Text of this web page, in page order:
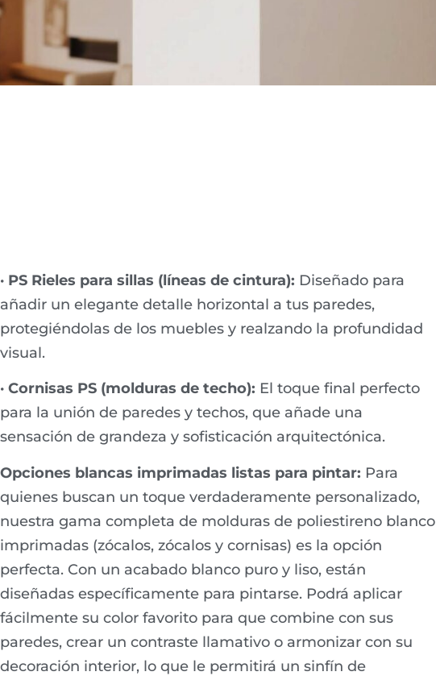
· PS Rieles para sillas (líneas de cintura): Diseñado para
añadir un elegante detalle horizontal a tus paredes,
protegiéndolas de los muebles y realzando la profundidad
visual.
· Cornisas PS (molduras de techo): El toque final perfecto
para la unión de paredes y techos, que añade una
sensación de grandeza y sofisticación arquitectónica.
Opciones blancas imprimadas listas para pintar: Para
quienes buscan un toque verdaderamente personalizado,
nuestra gama completa de molduras de poliestireno blanco
imprimadas (zócalos, zócalos y cornisas) es la opción
perfecta. Con un acabado blanco puro y liso, están
diseñadas específicamente para pintarse. Podrá aplicar
fácilmente su color favorito para que combine con sus
paredes, crear un contraste llamativo o armonizar con su
decoración interior, lo que le permitirá un sinfín de